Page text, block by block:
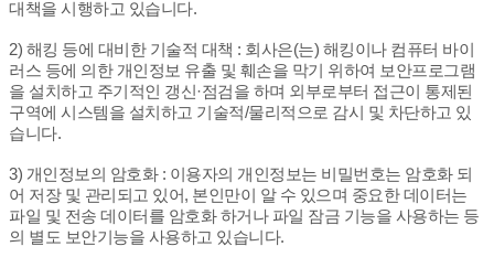
대책을 시행하고 있습니다.
2) 해킹 등에 대비한 기술적 대책 : 회사은(는) 해킹이나 컴퓨터 바이
러스 등에 의한 개인정보 유출 및 훼손을 막기 위하여 보안프로그램
을 설치하고 주기적인 갱신·점검을 하며 외부로부터 접근이 통제된
구역에 시스템을 설치하고 기술적/물리적으로 감시 및 차단하고 있
습니다.
3) 개인정보의 암호화 : 이용자의 개인정보는 비밀번호는 암호화 되
어 저장 및 관리되고 있어, 본인만이 알 수 있으며 중요한 데이터는
파일 및 전송 데이터를 암호화 하거나 파일 잠금 기능을 사용하는 등
의 별도 보안기능을 사용하고 있습니다.